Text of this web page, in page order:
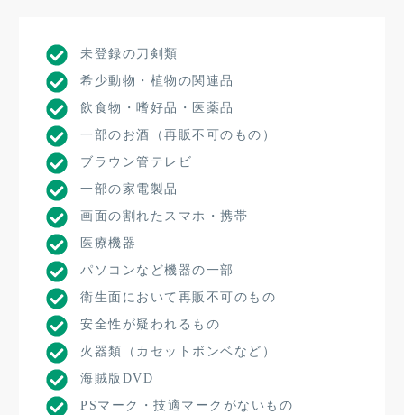
未登録の刀剣類
希少動物・植物の関連品
飲食物・嗜好品・医薬品
一部のお酒（再販不可のもの）
ブラウン管テレビ
一部の家電製品
画面の割れたスマホ・携帯
医療機器
パソコンなど機器の一部
衛生面において再販不可のもの
安全性が疑われるもの
火器類（カセットボンベなど）
海賊版DVD
PSマーク・技適マークがないもの